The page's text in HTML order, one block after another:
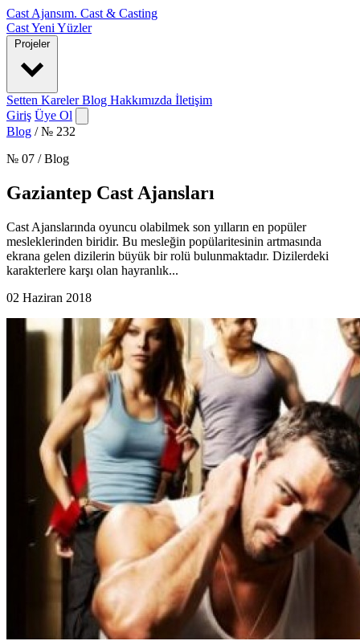
Cast Ajansım. Cast & Casting
CastYeni Yüzler
Projeler
Setten KarelerBlog Hakkımızda İletişim
Giriş Üye Ol
Blog / № 232
№ 07 / Blog
Gaziantep Cast Ajansları
Cast Ajanslarında oyuncu olabilmek son yılların en popüler
mesleklerinden biridir. Bu mesleğin popülaritesinin artmasında
ekrana gelen dizilerin büyük bir rolü bulunmaktadır. Dizilerdeki
karakterlere karşı olan hayranlık...
02 Haziran 2018